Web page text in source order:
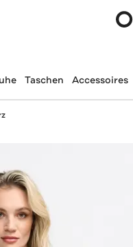
Taschen Accessoires